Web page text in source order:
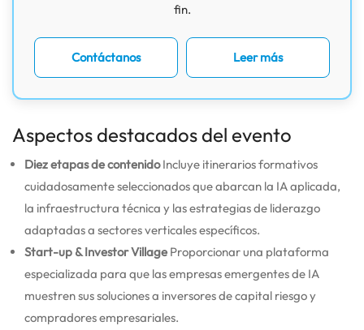
fin.
Contáctanos Leer más
Aspectos destacados del evento
Diez etapas de contenidoIncluye itinerarios formativos
cuidadosamente seleccionados que abarcan la IA aplicada,
la infraestructura técnica y las estrategias de liderazgo
adaptadas a sectores verticales específicos.
Start-up & Investor Village Proporcionar una plataforma
especializada para que las empresas emergentes de IA
muestren sus soluciones a inversores de capital riesgo y
compradores empresariales.